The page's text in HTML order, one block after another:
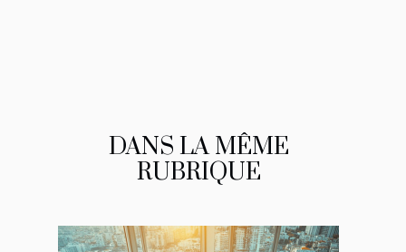
DANS LA MÊME
RUBRIQUE